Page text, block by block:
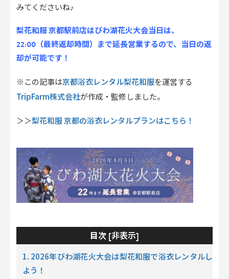
みてくださいね♪
梨花和服 京都駅前店はびわ湖花火大会当日は、
22:00（最終返却時間）まで延長営業するので、当日の返
却が可能です！
※この記事は京都浴衣レンタル梨花和服を運営する
TripFarm株式会社が作成・監修しました。
＞＞梨花和服 京都の浴衣レンタルプランはこちら！
目次 [非表示]
1. 2026年びわ湖花火大会は梨花和服で浴衣レンタルし
よう！